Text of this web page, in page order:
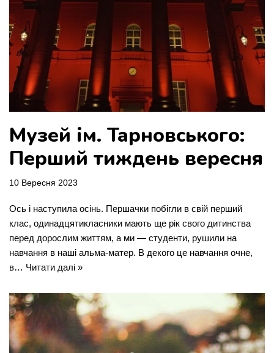
Музей ім. Тарновського:
Перший тиждень вересня
10 Вересня 2023
Ось і наступила осінь. Першачки побігли в свій перший
клас, одинадцятикласники мають ще рік свого дитинства
перед дорослим життям, а ми — студенти, рушили на
навчання в наші альма-матер. В декого це навчання очне,
в… Читати далі »